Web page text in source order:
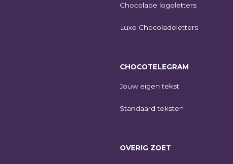
Chocolade logoletters
Luxe Chocoladeletters
CHOCOTELEGRAM
Jouw eigen tekst
Standaard teksten
OVERIG ZOET